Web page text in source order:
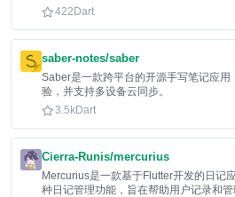
422 Dart
saber-notes/saber
Saber是一款跨平台的开源手写笔记应
验，并支持多设备云同步。
3.5kDart
Cierra-Runis/mercurius
Mercurius是一款基于Flutter开发的日记
种日记管理功能，旨在帮助用户记录和管